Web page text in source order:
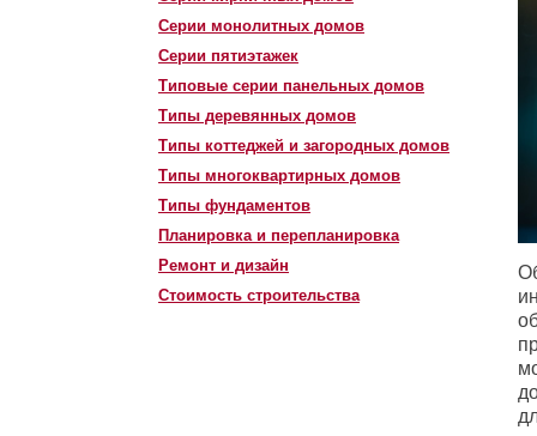
Серии монолитных домов
Серии пятиэтажек
Типовые серии панельных домов
Типы деревянных домов
Типы коттеджей и загородных домов
Типы многоквартирных домов
Типы фундаментов
Планировка и перепланировка
Ремонт и дизайн
Стоимость строительства